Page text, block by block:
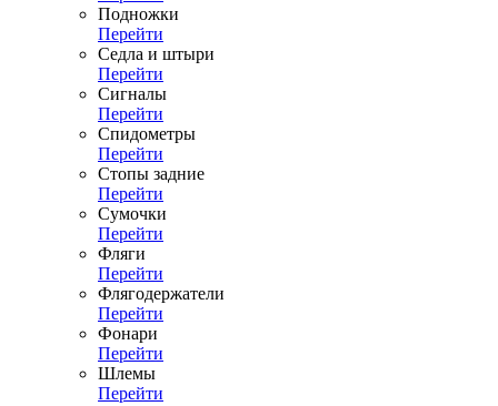
Подножки
Перейти
Седла и штыри
Перейти
Сигналы
Перейти
Спидометры
Перейти
Стопы задние
Перейти
Сумочки
Перейти
Фляги
Перейти
Флягодержатели
Перейти
Фонари
Перейти
Шлемы
Перейти